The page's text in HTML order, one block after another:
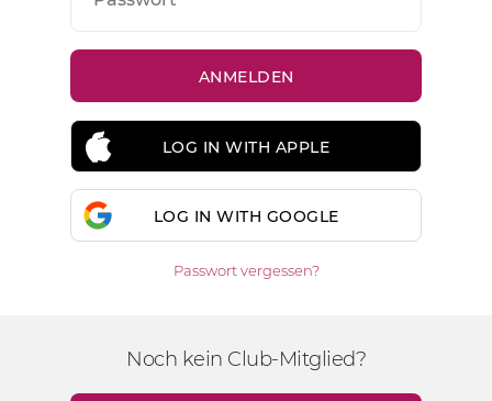
LOG IN WITH APPLE
LOG IN WITH GOOGLE
Passwort vergessen?
Noch kein Club-Mitglied?